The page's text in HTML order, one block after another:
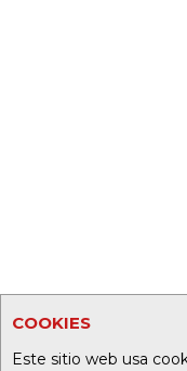
COOKIES
Este sitio web usa